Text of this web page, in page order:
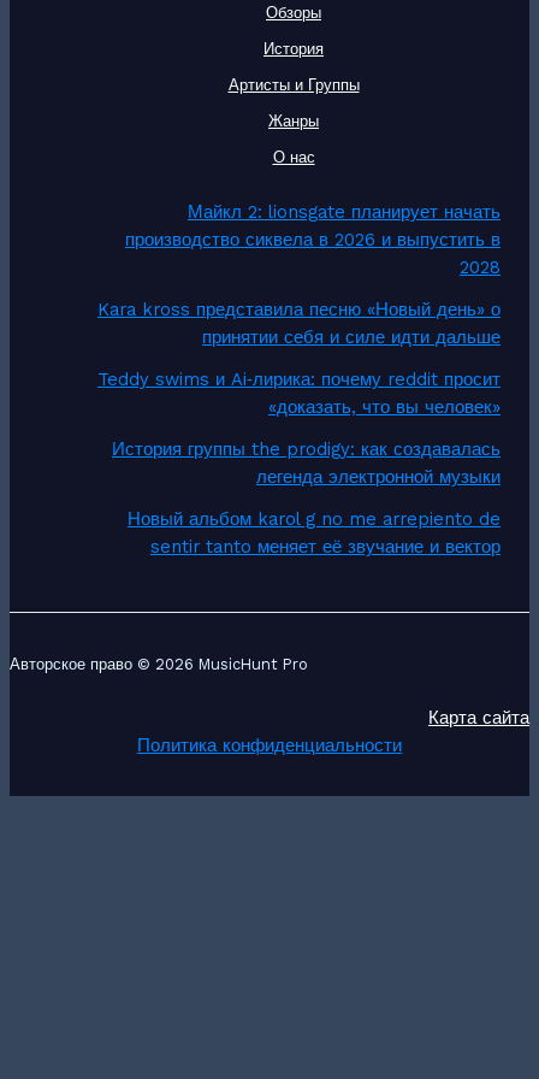
Обзоры
История
Артисты и Группы
Жанры
О нас
Майкл 2: lionsgate планирует начать
производство сиквела в 2026 и выпустить в
2028
Kara kross представила песню «Новый день» о
принятии себя и силе идти дальше
Teddy swims и Ai‑лирика: почему reddit просит
«доказать, что вы человек»
История группы the prodigy: как создавалась
легенда электронной музыки
Новый альбом karol g no me arrepiento de
sentir tanto меняет её звучание и вектор
Авторское право © 2026 MusicHunt Pro
Карта сайта
Политика конфиденциальности